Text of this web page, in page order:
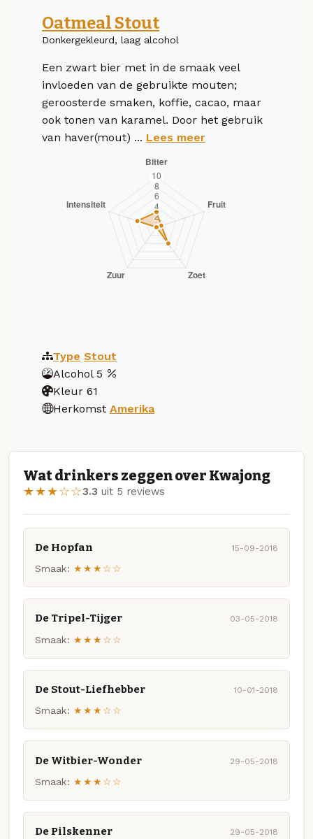
Oatmeal Stout
Donkergekleurd, laag alcohol
Een zwart bier met in de smaak veel
invloeden van de gebruikte mouten;
geroosterde smaken, koffie, cacao, maar
ook tonen van karamel. Door het gebruik
van haver(mout) ... Lees meer
Type Stout
Alcohol 5
Kleur 61
Herkomst Amerika
Wat drinkers zeggen over Kwajong
★★★☆☆3.3 uit 5 reviews
De Hopfan 15-09-2018
Smaak: ★★★☆☆
De Tripel-Tijger 03-05-2018
Smaak: ★★★☆☆
De Stout-Liefhebber 10-01-2018
Smaak: ★★★☆☆
De Witbier-Wonder 29-05-2018
Smaak: ★★★☆☆
De Pilskenner 29-05-2018